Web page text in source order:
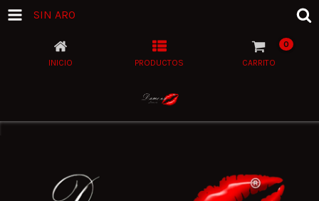
SIN ARO
INICIO PRODUCTOS CARRITO
0